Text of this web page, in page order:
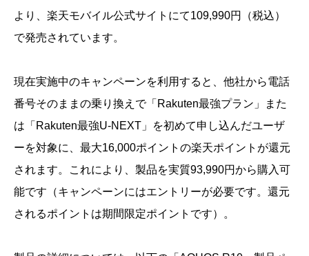
より、楽天モバイル公式サイトにて109,990円（税込）
で発売されています。
現在実施中のキャンペーンを利用すると、他社から電話
番号そのままの乗り換えで「Rakuten最強プラン」また
は「Rakuten最強U-NEXT」を初めて申し込んだユーザ
ーを対象に、最大16,000ポイントの楽天ポイントが還元
されます。これにより、製品を実質93,990円から購入可
能です（キャンペーンにはエントリーが必要です。還元
されるポイントは期間限定ポイントです）。